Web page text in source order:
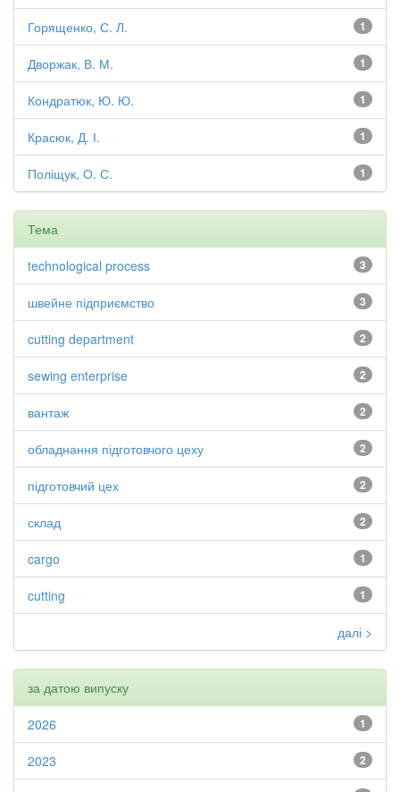
1
Горященко, С. Л.
1
Дворжак, В. М.
1
Кондратюк, Ю. Ю.
1
Красюк, Д. І.
1
Поліщук, О. С.
Тема
3
technological process
3
швейне підприємство
2
cutting department
2
sewing enterprise
2
вантаж
2
обладнання підготовчого цеху
2
підготовчий цех
2
склад
1
cargo
1
cutting
далі >
за датою випуску
1
2026
2
2023